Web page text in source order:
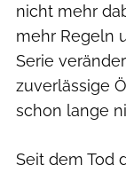
nicht mehr
mehr Regeln
Serie
zuverlässige
schon lange
Seit dem Tod